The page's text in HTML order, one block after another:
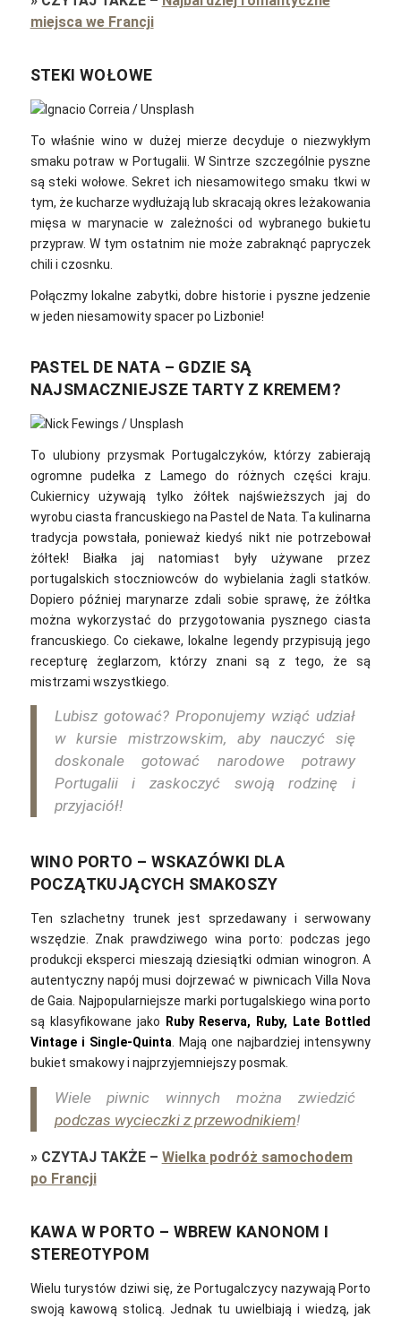
miejsca we Francji
STEKI WOŁOWE
To właśnie wino w dużej mierze decyduje o niezwykłym
smaku potraw w Portugalii. W Sintrze szczególnie pyszne
są steki wołowe.Sekret ich niesamowitego smaku tkwi w
tym, że kucharze wydłużają lub skracają okres leżakowania
mięsa w marynacie w zależności od wybranego bukietu
przypraw. W tym ostatnim nie może zabraknąć papryczek
chili i czosnku.
Połączmy lokalne zabytki, dobre historie i pyszne jedzenie
w jeden niesamowity spacer po Lizbonie!
PASTEL DE NATA – GDZIE SĄ
NAJSMACZNIEJSZE TARTY Z KREMEM?
To ulubiony przysmak Portugalczyków, którzy zabierają
ogromne pudełka z Lamego do różnych części kraju.
Cukiernicy używają tylko żółtek najświeższych jaj do
wyrobu ciasta francuskiego na Pastel de Nata. Ta kulinarna
tradycja powstała, ponieważ kiedyś nikt nie potrzebował
żółtek! Białka jaj natomiast były używane przez
portugalskich stoczniowców do wybielania żagli statków.
Dopiero później marynarze zdali sobie sprawę, że żółtka
można wykorzystać do przygotowania pysznego ciasta
francuskiego. Co ciekawe, lokalne legendy przypisują jego
recepturę żeglarzom, którzy znani są z tego, że są
mistrzami wszystkiego.
Lubisz gotować? Proponujemy wziąć udział
w kursie mistrzowskim, aby nauczyć się
doskonale gotować narodowe potrawy
Portugalii i zaskoczyć swoją rodzinę i
przyjaciół!
WINO PORTO – WSKAZÓWKI DLA
POCZĄTKUJĄCYCH SMAKOSZY
Ten szlachetny trunek jest sprzedawany i serwowany
wszędzie. Znak prawdziwego wina porto: podczas jego
produkcji eksperci mieszają dziesiątki odmian winogron. A
autentyczny napój musi dojrzewać w piwnicach Villa Nova
de Gaia. Najpopularniejsze marki portugalskiego wina porto
są klasyfikowane jako
Ruby Reserva, Ruby, Late Bottled
Vintage i Single-Quinta. Mają one najbardziej intensywny
bukiet smakowy i najprzyjemniejszy posmak.
Wiele piwnic winnych można zwiedzić
podczas wycieczki z przewodnikiem!
» CZYTAJ TAKŻE– Wielka podróż samochodem
po Francji
KAWA W PORTO – WBREW KANONOM I
STEREOTYPOM
Wielu turystów dziwi się, że Portugalczycy nazywają Porto
swoją kawową stolicą. Jednak tu uwielbiają i wiedzą, jak